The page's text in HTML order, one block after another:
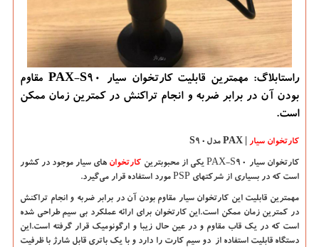
راستابلاگ: مهمترین قابلیت كارتخوان سیار PAX-S90 مقاوم
بودن آن در برابر ضربه و انجام تراكنش در كمترین زمان ممكن
است.
کارتخوان سیار PAX | مدل S90
کارتخوان سیار PAX-S90یکی از محبوبترین کارتخوان های سیار موجود در کشور
است که در بسیاری از شرکتهای PSP مورد استفاده قرار می‌گیرد.
مهمترین قابلیت این کارتخوان سیار مقاوم بودن آن در برابر ضربه و انجام تراکنش
در کمترین زمان ممکن است.این کارتخوان برای ارائه عملکرد بی سیم طراحی شده
است که در یک قاب مقاوم و در عین حال زیبا و ارگونومیک قرار گرفته است.این
دستگاه قابلیت استفاده از دو سیم کارت را دارد و با یک باتری قابل شارژ با ظرفیت